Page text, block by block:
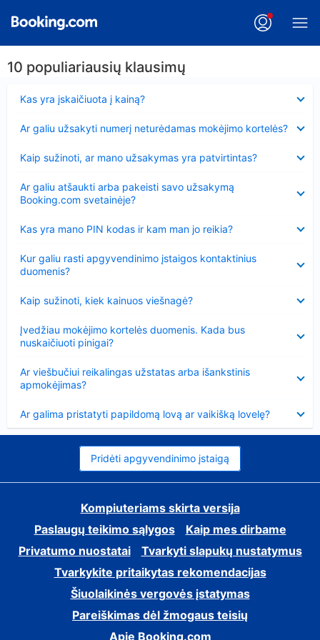
10 populiariausių klausimų
Kas yra įskaičiuota į kainą?
Ar galiu užsakyti numerį neturėdamas mokėjimo kortelės?
Kaip sužinoti, ar mano užsakymas yra patvirtintas?
Ar galiu atšaukti arba pakeisti savo užsakymą
Booking.com svetainėje?
Kas yra mano PIN kodas ir kam man jo reikia?
Kur galiu rasti apgyvendinimo įstaigos kontaktinius
duomenis?
Kaip sužinoti, kiek kainuos viešnagė?
Įvedžiau mokėjimo kortelės duomenis. Kada bus
nuskaičiuoti pinigai?
Ar viešbučiui reikalingas užstatas arba išankstinis
apmokėjimas?
Ar galima pristatyti papildomą lovą ar vaikišką lovelę?
Pridėti apgyvendinimo įstaigą
Kompiuteriams skirta versija
Paslaugų teikimo sąlygos
Kaip mes dirbame
Privatumo nuostatai
Tvarkyti slapukų nustatymus
Tvarkykite pritaikytas rekomendacijas
Šiuolaikinės vergovės įstatymas
Pareiškimas dėl žmogaus teisių
Apie Booking.com